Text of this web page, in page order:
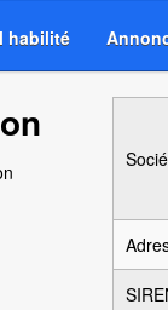
habilité